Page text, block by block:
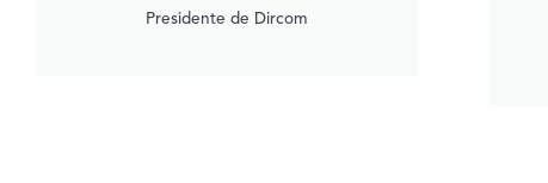
Presidente de Dircom